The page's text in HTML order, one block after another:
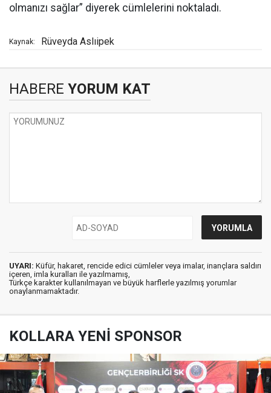
olmanızı sağlar” diyerek cümlelerini noktaladı.
Kaynak: Rüveyda Aslıipek
HABERE YORUM KAT
UYARI: Küfür, hakaret, rencide edici cümleler veya imalar, inançlara saldırı
içeren, imla kuralları ile yazılmamış,
Türkçe karakter kullanılmayan ve büyük harflerle yazılmış yorumlar
onaylanmamaktadır.
KOLLARA YENİ SPONSOR